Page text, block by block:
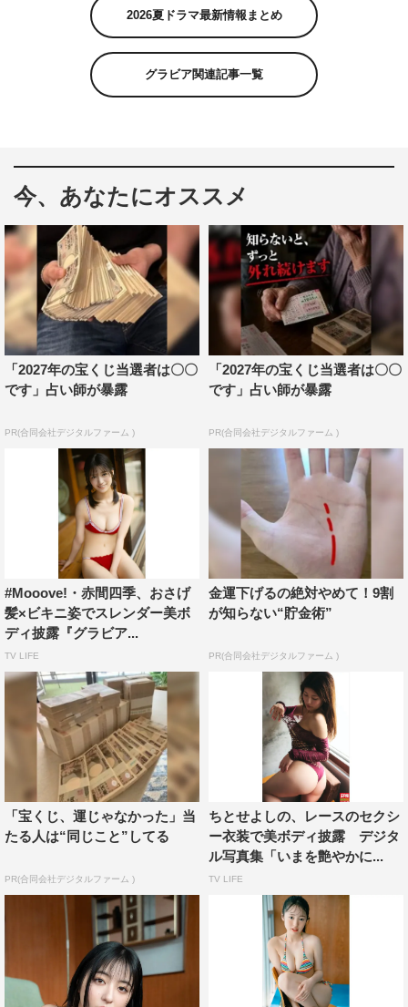
2026夏ドラマ最新情報まとめ
グラビア関連記事一覧
今、あなたにオススメ
「2027年の宝くじ当選者は〇〇
です」占い師が暴露
PR(合同会社デジタルファーム )
「2027年の宝くじ当選者は〇〇
です」占い師が暴露
PR(合同会社デジタルファーム )
#Mooove!・赤間四季、おさげ
髪×ビキニ姿でスレンダー美ボ
ディ披露『グラビア...
TV LIFE
金運下げるの絶対やめて！9割
が知らない“貯金術”
PR(合同会社デジタルファーム )
「宝くじ、運じゃなかった」当
たる人は“同じこと”してる
PR(合同会社デジタルファーム )
ちとせよしの、レースのセクシ
ー衣装で美ボディ披露 デジタ
ル写真集「いまを艶やかに...
TV LIFE